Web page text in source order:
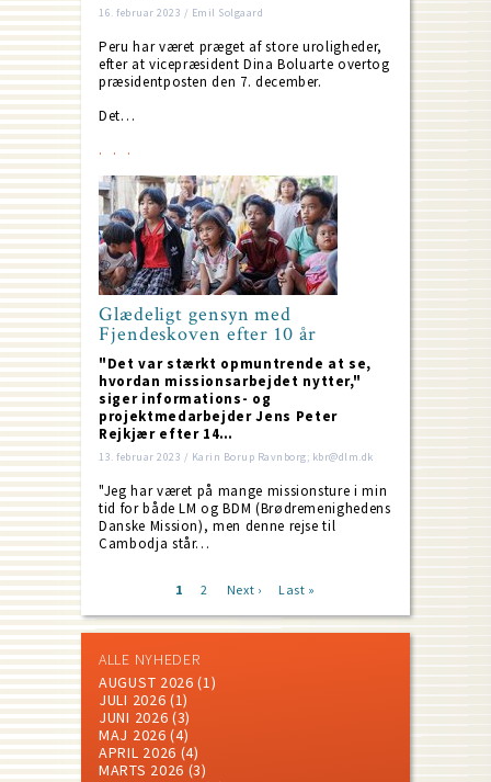
16. februar 2023 / Emil Solgaard
Peru har været præget af store uroligheder,
efter at vicepræsident Dina Boluarte overtog
præsidentposten den 7. december.
Det…
Glædeligt gensyn med
Fjendeskoven efter 10 år
"Det var stærkt opmuntrende at se,
hvordan missionsarbejdet nytter,"
siger informations- og
projektmedarbejder Jens Peter
Rejkjær efter 14…
13. februar 2023 / Karin Borup Ravnborg; kbr@dlm.dk
"Jeg har været på mange missionsture i min
tid for både LM og BDM (Brødremenighedens
Danske Mission), men denne rejse til
Cambodja står…
Current
1 Page
2
Next
Next ›
Last
Last »
ALLE NYHEDER
AUGUST 2026 (1)
JULI 2026 (1)
JUNI 2026 (3)
MAJ 2026 (4)
APRIL 2026 (4)
MARTS 2026 (3)